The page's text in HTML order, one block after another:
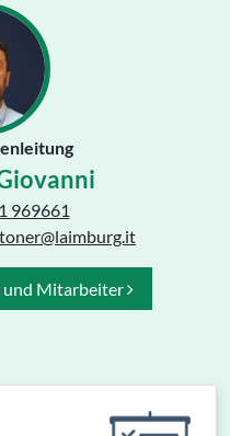
969661
Mitarbeiter